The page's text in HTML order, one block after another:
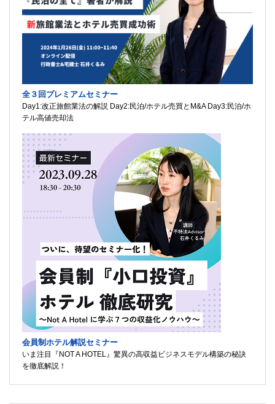
全３回プレミアムセミナー
Day1:改正旅館業法の解説 Day2:民泊/ホテル売買とM&A Day3:民泊/ホ
テル高値売却法
会員制ホテル解説セミナー
いま注目『NOT A HOTEL』驚異の高収益ビジネスモデル構築の秘訣
を徹底解説！